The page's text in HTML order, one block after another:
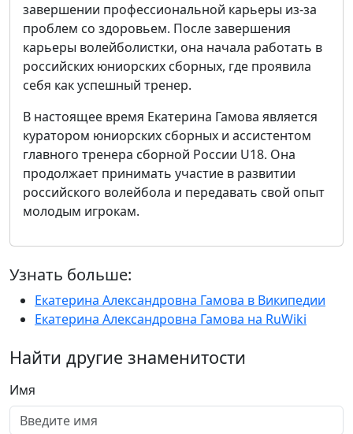
завершении профессиональной карьеры из-за
проблем со здоровьем. После завершения
карьеры волейболистки, она начала работать в
российских юниорских сборных, где проявила
себя как успешный тренер.
В настоящее время Екатерина Гамова является
куратором юниорских сборных и ассистентом
главного тренера сборной России U18. Она
продолжает принимать участие в развитии
российского волейбола и передавать свой опыт
молодым игрокам.
Узнать больше:
Екатерина Александровна Гамова в Википедии
Екатерина Александровна Гамова на RuWiki
Найти другие знаменитости
Имя